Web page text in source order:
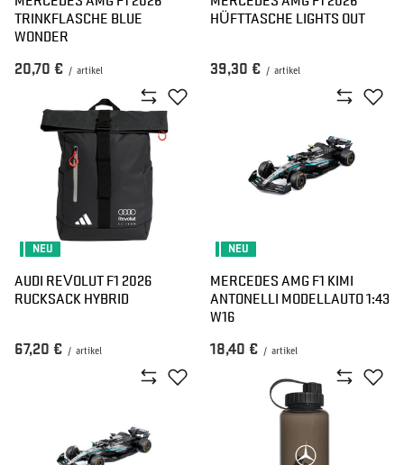
TRINKFLASCHE BLUE
WONDER
20,70 € / artikel
HÜFTTASCHE LIGHTS OUT
39,30 € / artikel
NEU
AUDI REVOLUT F1 2026
RUCKSACK HYBRID
67,20 € / artikel
NEU
MERCEDES AMG F1 KIMI
ANTONELLI MODELLAUTO 1:43
W16
18,40 € / artikel